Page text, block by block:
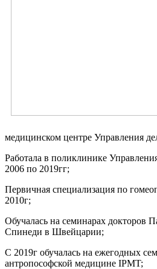
медицинском центре Управления
Работала в поликлинике
2006 по 2019гг;
Первичная специализация по
2010г;
Обучалась на семинарах докторов
Спинеди в Швейцарии;
С 2019г обучалась на ежегодных
антропософской медицине IPMT;